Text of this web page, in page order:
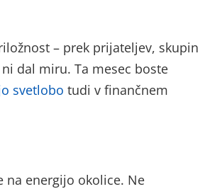
– prek prijateljev, skupin
dal miru. Ta mesec boste
svetlobo tudi v finančnem
na energijo okolice. Ne